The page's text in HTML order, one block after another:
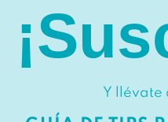
Y llévate